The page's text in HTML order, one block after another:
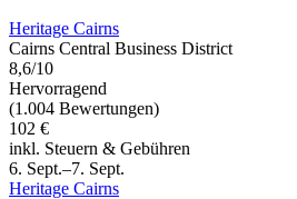
Heritage Cairns
Cairns Central Business District
8,6/10
Hervorragend
(1.004 Bewertungen)
102 €
inkl. Steuern & Gebühren
6. Sept.–7. Sept.
Heritage Cairns